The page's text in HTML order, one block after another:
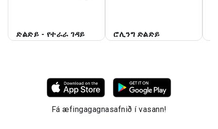
ድልድይ - የተራራ ገዳይ ሮሊንግ ድልድይ
Fá æfingagagnasafnið í vasann!